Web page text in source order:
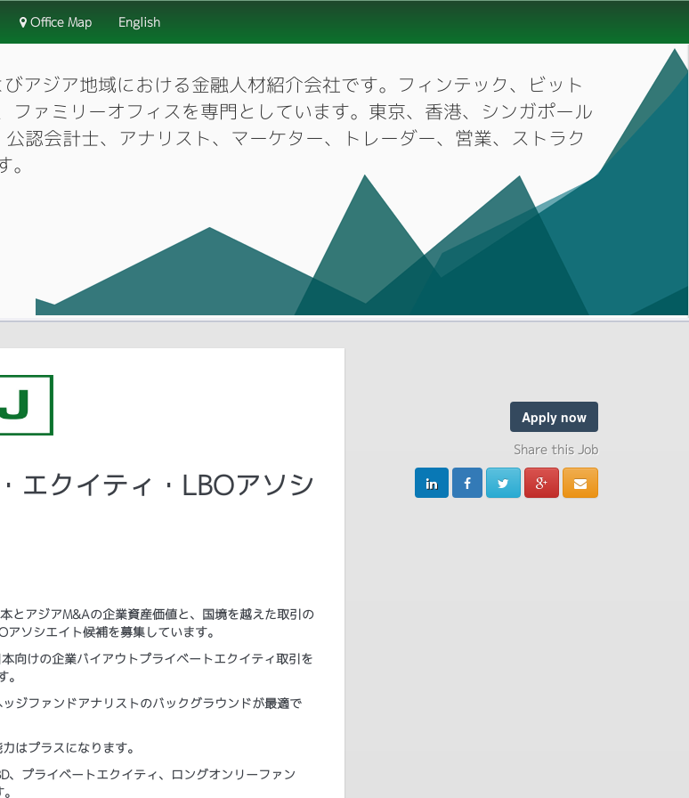
Office Map English
ジア地域における金融人材紹介会社です。フィンテック、ビット
ァミリーオフィスを専門としています。東京、香港、シンガポール
認会計士、アナリスト、マーケター、トレーダー、営業、ストラク
クイティ・LBOアソシ
とアジアM&Aの企業資産価値と、国境を越えた取引の
ソシエイト候補を募集しています。
向けの企業バイアウトプライベートエクイティ取引を
ジファンドアナリストのバックグラウンドが最適で
はプラスになります。
プライベートエクイティ、ロングオンリーファン
Apply now
Share this Job